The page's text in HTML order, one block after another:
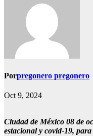
Porpregonero pregonero
Oct 9, 2024
Ciudad de México 08 de
estacional y covid-19,